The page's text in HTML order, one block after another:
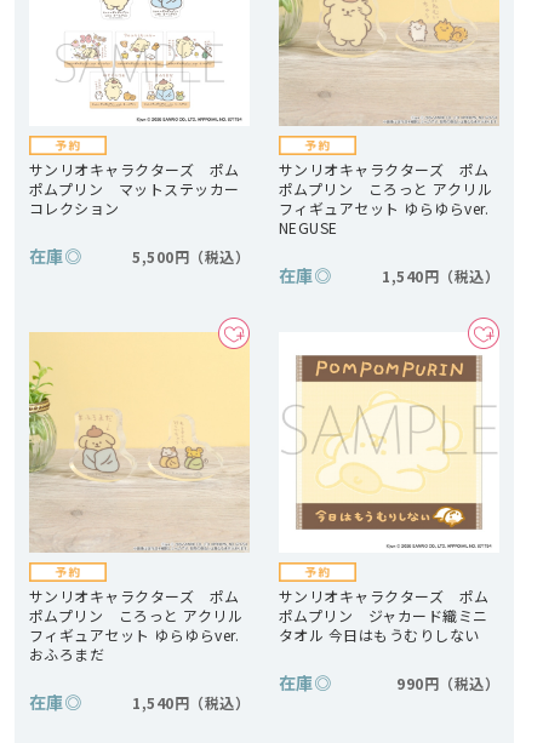
サンリオキャラクターズ ポム
ポムプリン マットステッカー
コレクション
在庫◎ 5,500円
サンリオキャラクターズ ポム
ポムプリン ころっと アクリル
フィギュアセット ゆらゆらver.
NEGUSE
在庫◎ 1,540円
サンリオキャラクターズ ポム
ポムプリン ころっと アクリル
フィギュアセット ゆらゆらver.
おふろまだ
在庫◎ 1,540円
サンリオキャラクターズ ポム
ポムプリン ジャカード織ミニ
タオル 今日はもうむりしない
在庫◎ 990円